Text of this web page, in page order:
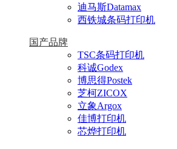
迪马斯Datamax
西铁城条码打印机
国产品牌
TSC条码打印机
科诚Godex
博思得Postek
芝柯ZICOX
立象Argox
佳博打印机
芯烨打印机